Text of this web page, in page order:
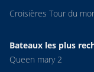
Croisières Tour du
Bateaux les plus
Queen mary 2